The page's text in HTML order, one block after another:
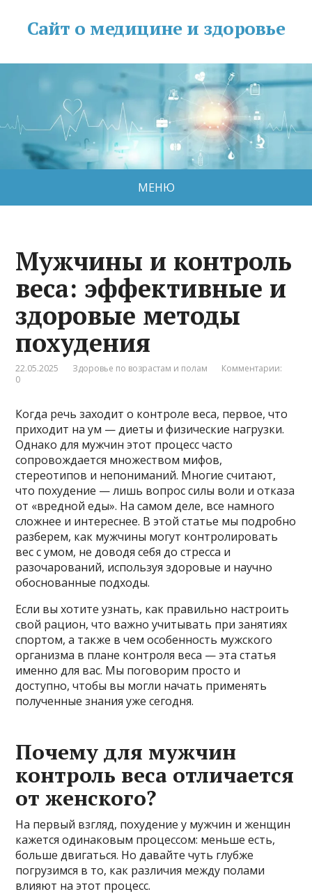
Сайт о медицине и здоровье
МЕНЮ
Мужчины и контроль
веса: эффективные и
здоровые методы
похудения
22.05.2025 Здоровье по возрастам и полам
Комментарии:
0
Когда речь заходит о контроле веса, первое, что
приходит на ум — диеты и физические нагрузки.
Однако для мужчин этот процесс часто
сопровождается множеством мифов,
стереотипов и непониманий. Многие считают,
что похудение — лишь вопрос силы воли и отказа
от «вредной еды». На самом деле, все намного
сложнее и интереснее. В этой статье мы подробно
разберем, как мужчины могут контролировать
вес с умом, не доводя себя до стресса и
разочарований, используя здоровые и научно
обоснованные подходы.
Если вы хотите узнать, как правильно настроить
свой рацион, что важно учитывать при занятиях
спортом, а также в чем особенность мужского
организма в плане контроля веса — эта статья
именно для вас. Мы поговорим просто и
доступно, чтобы вы могли начать применять
полученные знания уже сегодня.
Почему для мужчин
контроль веса отличается
от женского?
На первый взгляд, похудение у мужчин и женщин
кажется одинаковым процессом: меньше есть,
больше двигаться. Но давайте чуть глубже
погрузимся в то, как различия между полами
влияют на этот процесс.